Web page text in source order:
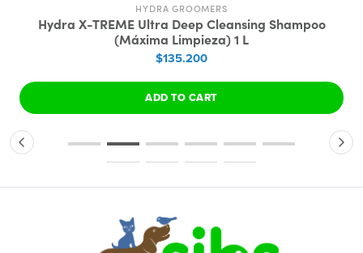
HYDRA GROOMERS
Hydra X-TREME Ultra Deep Cleansing Shampoo
(Máxima Limpieza) 1 L
$135.200
ADD TO CART